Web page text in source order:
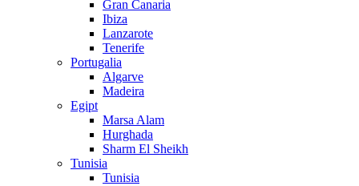
Gran Canaria
Ibiza
Lanzarote
Tenerife
Portugalia
Algarve
Madeira
Egipt
Marsa Alam
Hurghada
Sharm El Sheikh
Tunisia
Tunisia